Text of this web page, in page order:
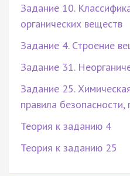
Задание 10.
органических веществ
Задание 4. Строение
Задание 31.
Задание 25.
правила
Теория к заданию 4
Теория к заданию 25